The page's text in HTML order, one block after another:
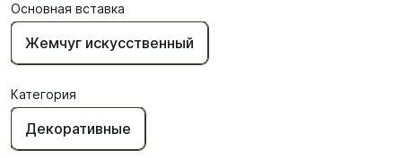
Основная вставка
Жемчуг искусственный
Категория
Декоративные